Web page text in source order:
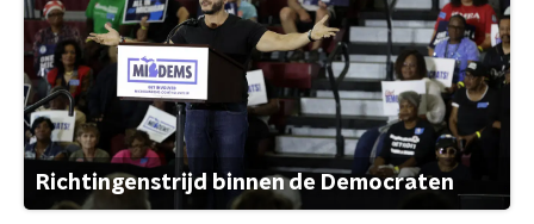
Richtingenstrijd binnen de Democraten